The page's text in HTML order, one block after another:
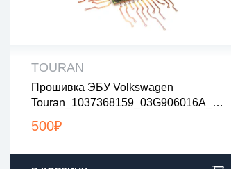
TOURAN
Прошивка ЭБУ Volkswagen
Touran_1037368159_03G906016A_5
500₽
все файлы проверены на вирусы
все файлы в архивах zip или rar
загрузка с 9:00-22:00 по Москве